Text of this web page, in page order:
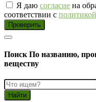
Я даю согласие на
соответствии с
Проверить
Поиск По названию,
веществу
Найти